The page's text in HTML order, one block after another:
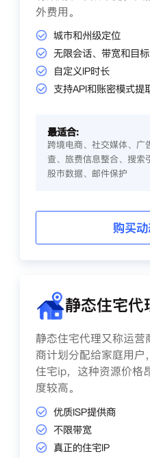
外费用。
城市和州级定位
无限会话、带宽和目标
自定义IP时长
支持API和账密模式提
最适合:
跨境电商、社交媒体、广
查、旅费信息整合、搜索
股市数据、邮件保护
购买
静态住宅代
静态住宅代理又称运
商计划分配给家庭用户
住宅ip，这种资源价格
度较高。
优质ISP提供商
不限带宽
真正的住宅IP